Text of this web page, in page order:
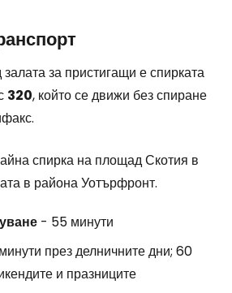
за пристигащи е спирката
320, който се движи без спиране
спирка на площад Скотия в
в района Уотърфронт.
- 55 минути
през делничните дни; 60
и празниците